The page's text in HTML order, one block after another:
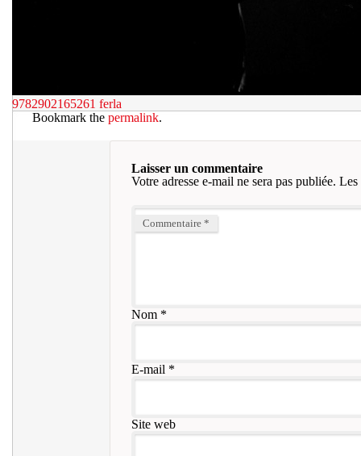
9782902165261 ferla
Bookmark the permalink.
Laisser un commentaire
Votre adresse e-mail ne sera pas publiée. Les
Commentaire *
Nom*
E-mail *
Site web